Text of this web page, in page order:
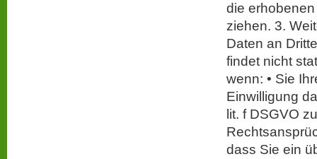
die
ziehen. 3.
Daten an
findet nicht
wenn: • Sie
Einwilligung
lit. f DSGVO
dass Sie ein